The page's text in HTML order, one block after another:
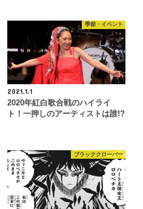
季節・イベント
2021.1.1
2020年紅白歌合戦のハイライ
ト！一押しのアーティストは誰!?
ブラッククローバー